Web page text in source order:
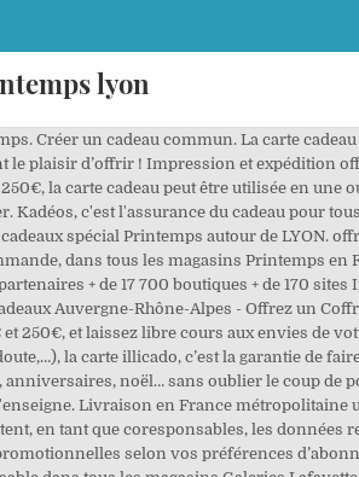
lyon
Créer un cadeau commun. La carte
plaisir d’offrir ! Impression et expédition
la carte cadeau peut être utilisée en une
c'est l'assurance du cadeau pour
spécial Printemps autour de LYON.
dans tous les magasins Printemps
+ de 17 700 boutiques + de 170 sites
Auvergne-Rhône-Alpes - Offrez un
et laissez libre cours aux envies de
la carte illicado, c’est la garantie de
noël… sans oublier le coup de
Livraison en France métropolitaine
en tant que coresponsables, les données
selon vos préférences